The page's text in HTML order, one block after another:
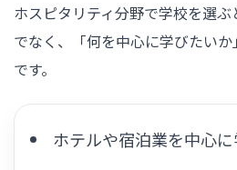
ホスピタリティ分野で学校を選
でなく、「何を中心に学びたい
です。
ホテルや宿泊業を中心